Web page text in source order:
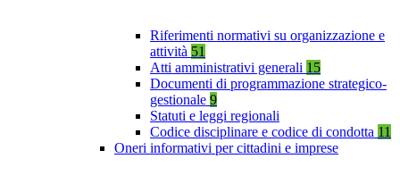
Riferimenti normativi su organizzazione e
attività 51
Atti amministrativi generali 15
Documenti di programmazione strategico-
gestionale 9
Statuti e leggi regionali
Codice disciplinare e codice di condotta 11
Oneri informativi per cittadini e imprese